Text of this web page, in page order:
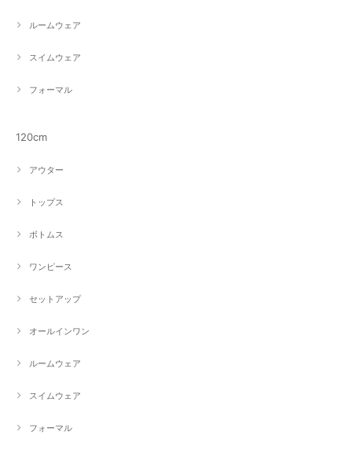
ルームウェア
スイムウェア
フォーマル
120cm
アウター
トップス
ボトムス
ワンピース
セットアップ
オールインワン
ルームウェア
スイムウェア
フォーマル